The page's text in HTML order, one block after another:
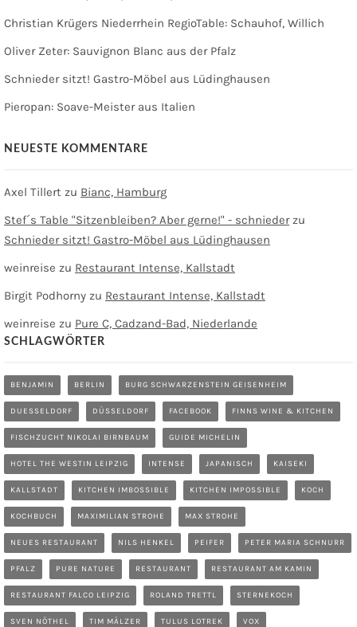
Christian Krügers Niederrhein RegioTable: Schauhof, Willich
Oliver Zeter: Sauvignon Blanc aus der Pfalz
Schnieder sitzt! Gastro-Möbel aus Lüdinghausen
Pieropan: Soave-Meister aus Italien
NEUESTE KOMMENTARE
Axel Tillert zu Bianc, Hamburg
Stef´s Table "Sitzenbleiben? Aber gerne!" - schniederzu
Schnieder sitzt! Gastro-Möbel aus Lüdinghausen
weinreise zu Restaurant Intense, Kallstadt
Birgit Podhorny zu Restaurant Intense, Kallstadt
weinreise zu Pure C, Cadzand-Bad, Niederlande
SCHLAGWÖRTER
BENJAMIN BERLIN BURG SCHWARZENSTEIN GEISENHEIM
DUESSELDORF DÜSSELDORF FACEBOOK FINNS WINE & KITCHEN
FISCHZUCHT NIKOLAI BIRNBAUM GUIDE MICHELIN
HOTEL THE WESTIN LEIPZIG INTENSE JAPANISCH KAISEKI
KALLSTADT KITCHEN IMBOSSIBLE KITCHEN IMPOSSIBLE KOCH
KOCHBUCH MAXIMILIAN STROHE MAX STROHE
NEUES RESTAURANT NILS HENKEL PEIFER PETER MARIA SCHNURR
PFALZ PURE NATURE RESTAURANT RESTAURANT AM KAMIN
RESTAURANT FALCO LEIPZIG ROLAND TRETTL STERNEKOCH
SVEN NÖTHEL TIM MÄLZER TULUS LOTREK VOX